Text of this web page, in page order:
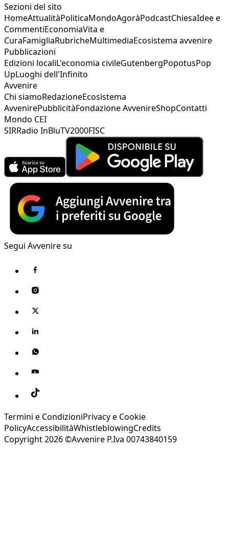
Sezioni del sito
HomeAttualitàPoliticaMondoAgoràPodcastChiesaIdee e
CommentiEconomiaVita e
CuraFamigliaRubricheMultimediaEcosistema avvenire
Pubblicazioni
Edizioni localiL'economia civileGutenbergPopotusPop
UpLuoghi dell'Infinito
Avvenire
Chi siamoRedazioneEcosistema
AvvenirePubblicitàFondazione AvvenireShopContatti
Mondo CEI
SIRRadio InBluTV2000FISC
Segui Avvenire su
Termini e CondizioniPrivacy e Cookie
PolicyAccessibilitàWhistleblowingCredits
Copyright 2026 ©Avvenire P.Iva 00743840159